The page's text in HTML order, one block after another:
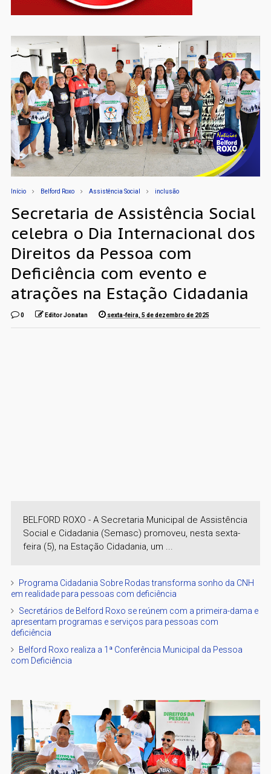
Início Belford Roxo Assistência Social inclusão
Secretaria de Assistência Social
celebra o Dia Internacional dos
Direitos da Pessoa com
Deficiência com evento e
atrações na Estação Cidadania
0 Editor Jonatan sexta-feira, 5 de dezembro de 2025
BELFORD ROXO - A Secretaria Municipal de Assistência
Social e Cidadania (Semasc) promoveu, nesta sexta-
feira (5), na Estação Cidadania, um ...
Programa Cidadania Sobre Rodas transforma sonho da CNH
em realidade para pessoas com deficiência
Secretários de Belford Roxo se reúnem com a primeira-dama e
apresentam programas e serviços para pessoas com
deficiência
Belford Roxo realiza a 1ª Conferência Municipal da Pessoa
com Deficiência